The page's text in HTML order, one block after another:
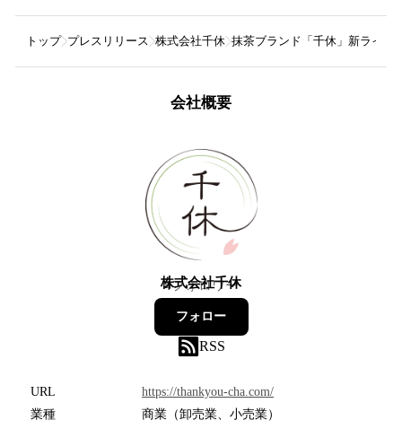
トップ プレスリリース 株式会社千休 抹茶ブランド「千休」新ライン
会社概要
株式会社千休
4フォロワー
フォロー
RSS
URL
https://thankyou-cha.com/
業種
商業（卸売業、小売業）